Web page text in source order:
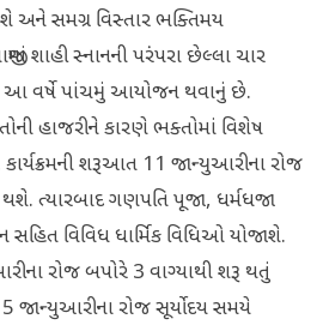
અને સમગ્ર વિસ્તાર ભક્તિમય
શાહી સ્નાનની પરંપરા છેલ્લા ચાર
આ વર્ષે પાંચમું આયોજન થવાનું છે.
હાજરીને કારણે ભક્તોમાં વિશેષ
શરૂઆત 11 જાન્યુઆરીના રોજ
ત્યારબાદ ગણપતિ પૂજા, ધર્મધજા
વિવિધ ધાર્મિક વિધિઓ યોજાશે.
રોજ બપોરે 3 વાગ્યાથી શરૂ થતું
જાન્યુઆરીના રોજ સૂર્યોદય સમયે